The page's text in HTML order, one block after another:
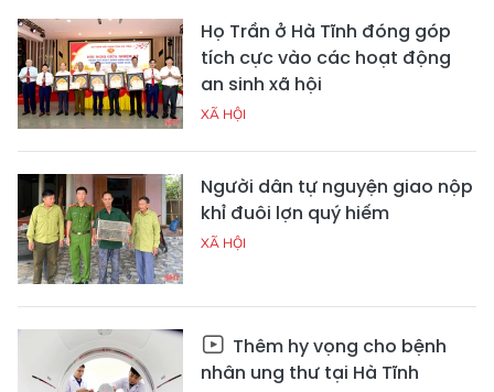
Họ Trần ở Hà Tĩnh đóng góp
tích cực vào các hoạt động
an sinh xã hội
XÃ HỘI
Người dân tự nguyện giao nộp
khỉ đuôi lợn quý hiếm
XÃ HỘI
Thêm hy vọng cho bệnh
nhân ung thư tại Hà Tĩnh